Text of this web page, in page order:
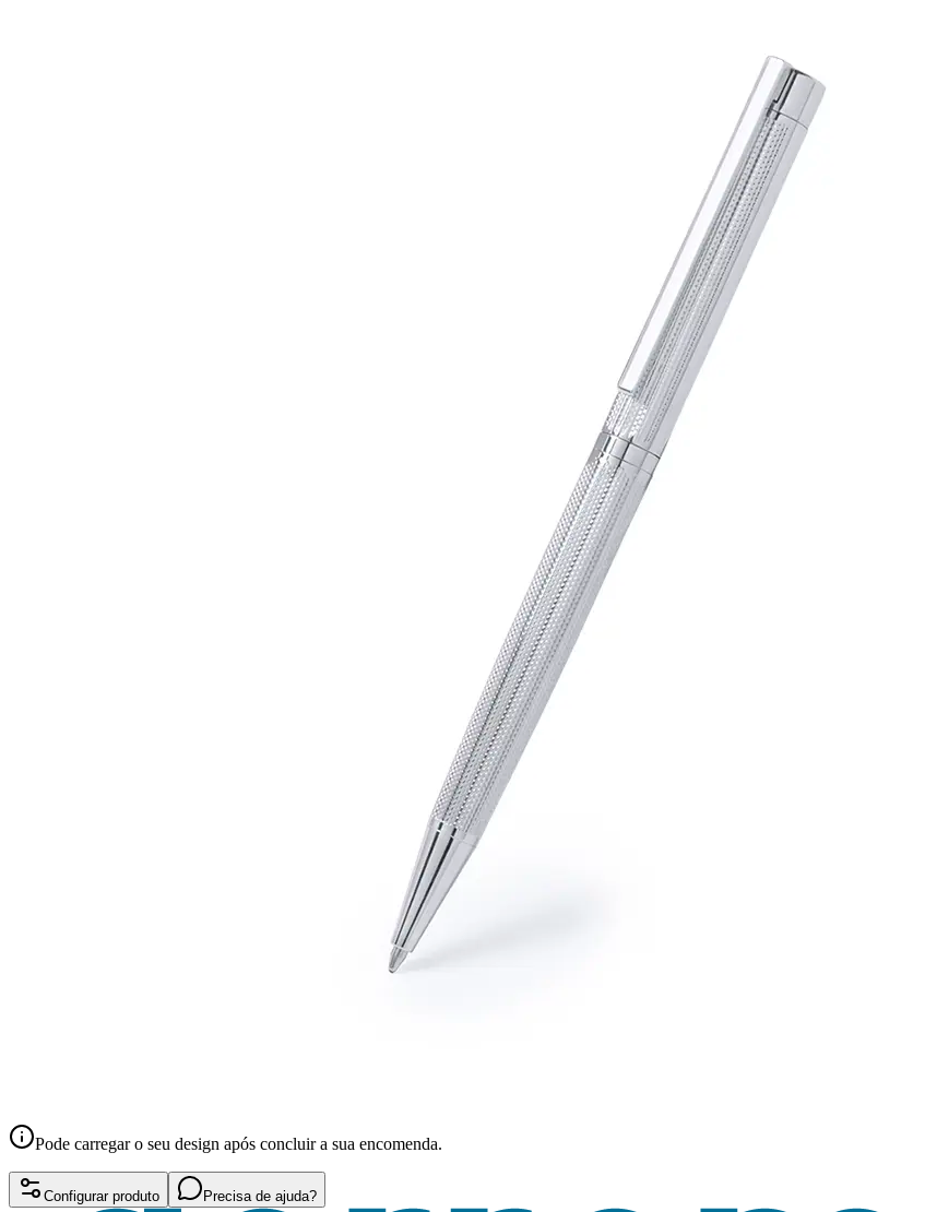
Pode carregar o seu design após concluir a sua encomenda.
Configurar produto Precisa de ajuda?